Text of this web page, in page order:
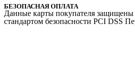
БЕЗОПАСНАЯ ОПЛАТА
Данные карты покупателя защищены
стандартом безопасности PCI DSS